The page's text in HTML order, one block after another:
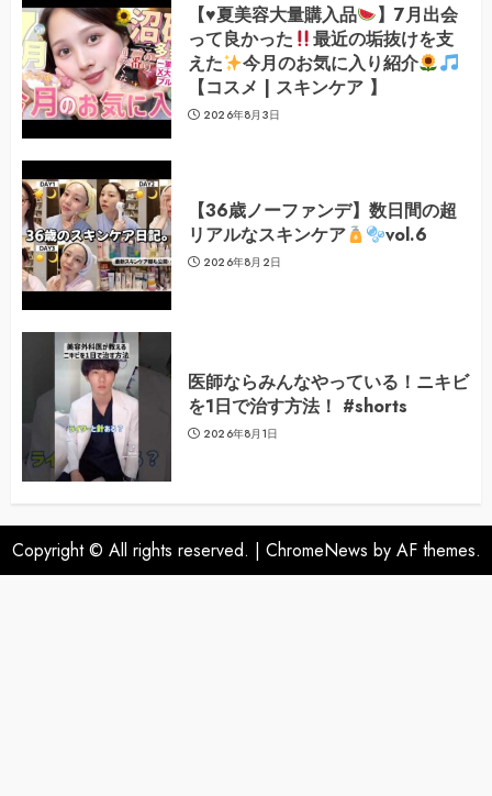
【♥️夏美容大量購入品
】7月出会
って良かった
最近の垢抜けを支
えた
今月のお気に入り紹介
【コスメ | スキンケア 】
2026年8月3日
【36歳ノーファンデ】数日間の超
リアルなスキンケア
vol.6
2026年8月2日
医師ならみんなやっている！ニキビ
を1日で治す方法！ #shorts
2026年8月1日
Copyright © All rights reserved. | ChromeNews by AF themes.